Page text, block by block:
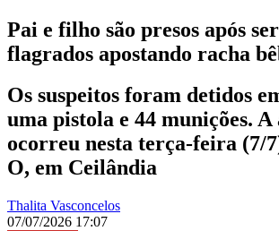
Pai e filho são presos após
flagrados apostando racha
Os suspeitos foram detidos
uma pistola e 44 munições. A
ocorreu nesta terça-feira (7/
O, em Ceilândia
Thalita Vasconcelos
07/07/2026 17:07